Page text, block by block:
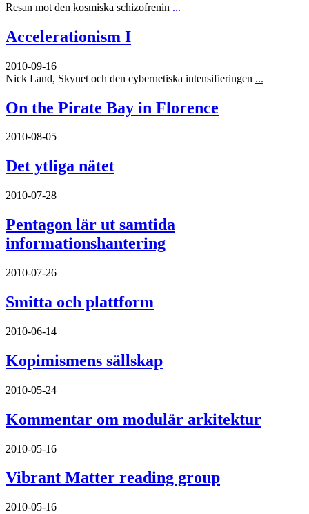
Resan mot den kosmiska schizofrenin ...
Accelerationism I
2010-09-16
Nick Land, Skynet och den cybernetiska intensifieringen ...
On the Pirate Bay in Florence
2010-08-05
Det ytliga nätet
2010-07-28
Pentagon lär ut samtida
informationshantering
2010-07-26
Smitta och plattform
2010-06-14
Kopimismens sällskap
2010-05-24
Kommentar om modulär arkitektur
2010-05-16
Vibrant Matter reading group
2010-05-16